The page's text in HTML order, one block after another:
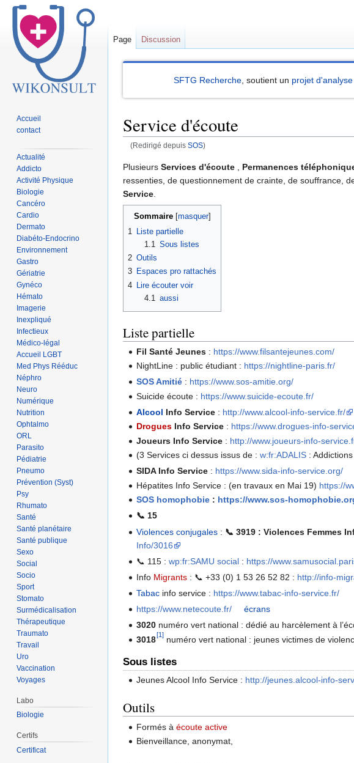
SFTG Recherche , soutient un projet
Service d'écoute
(Redirigé depuis SOS)
Sauter
à
la
navigation
Sauter
à
la
recherche
Plusieurs Services d'écoute Permanences
ressenties, de questionnement de crainte, de souffrance,
Service
Sommaire
1
Liste partielle
1.1 Sous listes
2 Outils
3 Espaces pro rattachés
4 Lire écouter voir
4.1 aussi
Liste partielle
Fil Santé Jeunes : https://www.filsantejeunes.com/
NightLine : public étudiant : https://nightline-paris.fr/
SOS Amitié : https://www.sos-amitie.org/
Suicide écoute : https://www.suicide-ecoute.fr/
Alcool Info Service : http://www.alcool-info-service.fr/
Drogues Info Service : https://www.drogues-info-
Joueurs Info Service : http://www.joueurs-info-
(3 Services ci dessus issus de :w:fr:ADALIS :
SIDA Info Service : https://www.sida-info-service.org/
Hépatites Info Service : (en travaux en Mai 19) https://
SOS homophobie : https://www.sos-
📞 15
Violences conjugales : 📞 3919 : Violences Femmes
Info/3016
📞 115 :wp:fr:SAMU social : https://
Info Migrants : 📞 +33 (0) 1 53 26 52 82 : http://info-
Tabac info service : https://www.tabac-info-service.fr/
https://www.netecoute.fr/
écrans
3020 numéro vert national : dédié au harcèlement à
3018[1] numéro vert national : jeunes victimes de
Sous listes
Jeunes Alcool Info Service : http://jeunes.alcool-info-
Outils
Formés àécoute active
Bienveillance, anonymat,
Page Discussion
Accueil
contact
Actualité
Addicto
Activité Physique
Biologie
Cancéro
Cardio
Dermato
Diabéto-Endocrino
Environnement
Gastro
Gériatrie
Gynéco
Hémato
Imagerie
Inexpliqué
Infectieux
Médico-légal
Accueil LGBT
Med Phys Rééduc
Néphro
Neuro
Numérique
Nutrition
Ophtalmo
ORL
Parasito
Pédiatrie
Pneumo
Prévention (Syst)
Psy
Rhumato
Santé
Santé planétaire
Santé publique
Sexo
Social
Socio
Sport
Stomato
Surmédicalisation
Thérapeutique
Traumato
Travail
Uro
Vaccination
Voyages
Labo
Biologie
Certifs
Certificat